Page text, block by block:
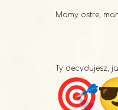
Mamy ostre,
Ty decydujesz,